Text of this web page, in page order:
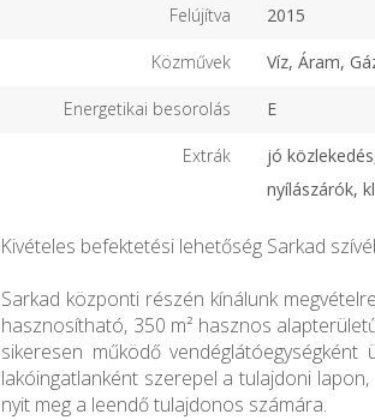
Felújítva 2015
Közművek Víz, Áram,
Energetikai besorolás E
Extrák
jó
nyílászárók,
Kivételes befektetési lehetőség Sarkad
Sarkad központi részén kínálunk
hasznosítható, 350 m² hasznos
sikeresen működő vendéglátóegységként
lakóingatlanként szerepel a tulajdoni
nyit meg a leendő tulajdonos számára.